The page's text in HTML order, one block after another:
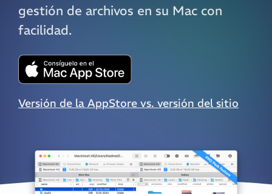
gestión de archivos en su Mac con
facilidad.
Versión de la AppStore vs. versión del sitio